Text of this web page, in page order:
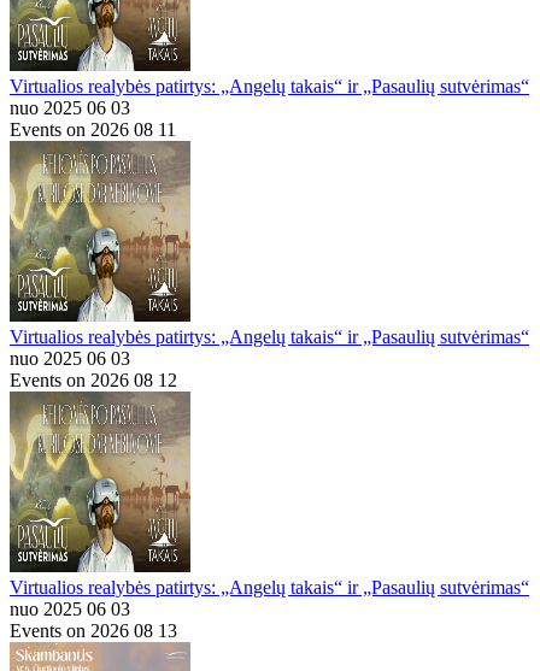
Virtualios realybės patirtys: „Angelų takais“ ir „Pasaulių sutvėrimas“
nuo 2025 06 03
Events on 2026 08 11
Virtualios realybės patirtys: „Angelų takais“ ir „Pasaulių sutvėrimas“
nuo 2025 06 03
Events on 2026 08 12
Virtualios realybės patirtys: „Angelų takais“ ir „Pasaulių sutvėrimas“
nuo 2025 06 03
Events on 2026 08 13